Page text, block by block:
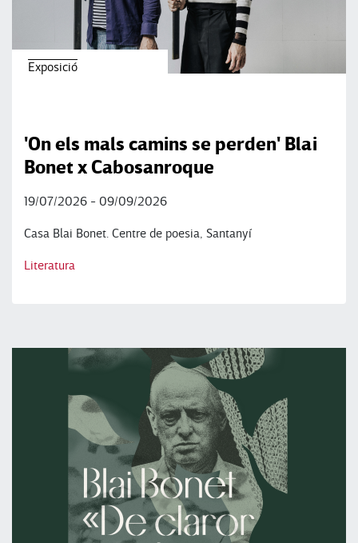
Exposició
'On els mals camins se perden' Blai
Bonet x Cabosanroque
19/07/2026 - 09/09/2026
Casa Blai Bonet. Centre de poesia, Santanyí
Literatura